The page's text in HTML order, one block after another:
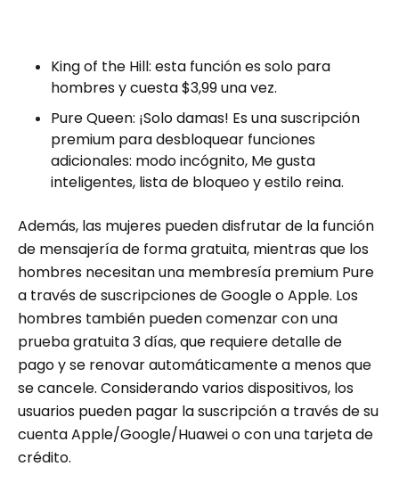
King of the Hill: esta función es solo para
hombres y cuesta $3,99 una vez.
Pure Queen: ¡Solo damas! Es una suscripción
premium para desbloquear funciones
adicionales: modo incógnito, Me gusta
inteligentes, lista de bloqueo y estilo reina.
Además, las mujeres pueden disfrutar de la función
de mensajería de forma gratuita, mientras que los
hombres necesitan una membresía premium Pure
a través de suscripciones de Google o Apple. Los
hombres también pueden comenzar con una
prueba gratuita 3 días, que requiere detalle de
pago y se renovar automáticamente a menos que
se cancele. Considerando varios dispositivos, los
usuarios pueden pagar la suscripción a través de su
cuenta Apple/Google/Huawei o con una tarjeta de
crédito.